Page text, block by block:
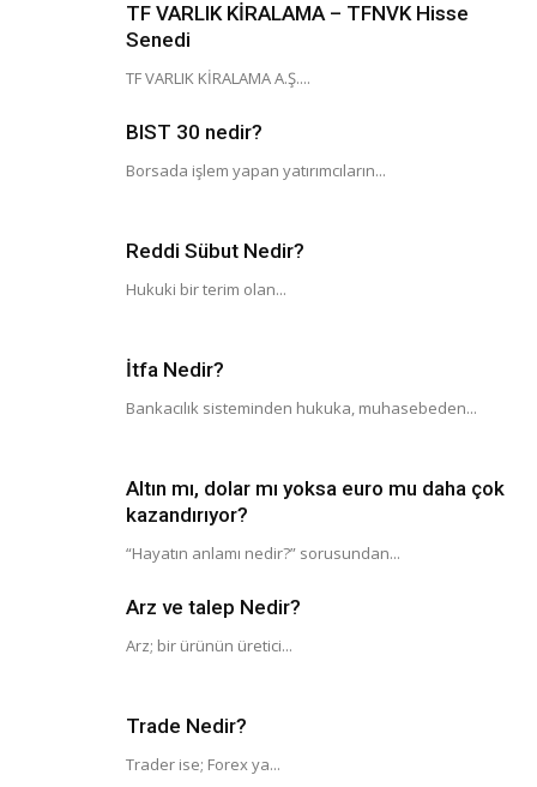
TF VARLIK KİRALAMA – TFNVK Hisse
Senedi
TF VARLIK KİRALAMA A.Ş....
BIST 30 nedir?
Borsada işlem yapan yatırımcıların...
Reddi Sübut Nedir?
Hukuki bir terim olan...
İtfa Nedir?
Bankacılık sisteminden hukuka, muhasebeden...
Altın mı, dolar mı yoksa euro mu daha çok
kazandırıyor?
“Hayatın anlamı nedir?” sorusundan...
Arz ve talep Nedir?
Arz; bir ürünün üretici...
Trade Nedir?
Trader ise; Forex ya...